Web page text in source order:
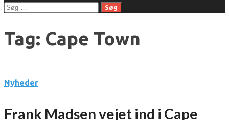
Søg
Tag: Cape Town
Nyheder
Frank Madsen vejet ind i Cape